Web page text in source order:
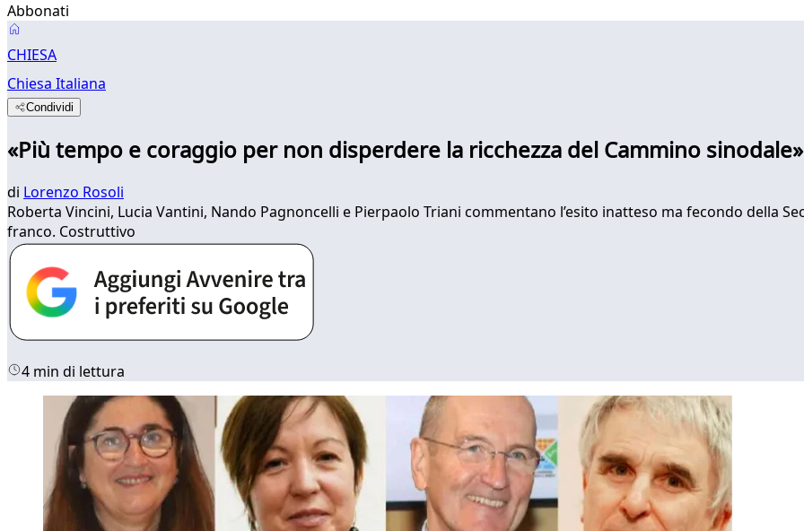
Abbonati
CHIESA
Chiesa Italiana
Condividi
«Più tempo e coraggio per non disperdere la ricchezza del Cammino sinodale»
di Lorenzo Rosoli
Roberta Vincini, Lucia Vantini, Nando Pagnoncelli e Pierpaolo Triani commentano l’esito inatteso ma fecondo della
franco. Costruttivo
4 min di lettura